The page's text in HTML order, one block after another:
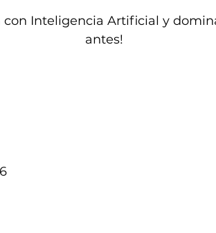
con Inteligencia Artificial y
antes!